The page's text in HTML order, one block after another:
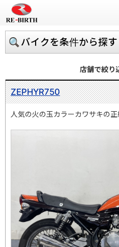
バイクを条件から探す
店舗で絞り
ZEPHYR750
人気の火の玉カラーカワサキの